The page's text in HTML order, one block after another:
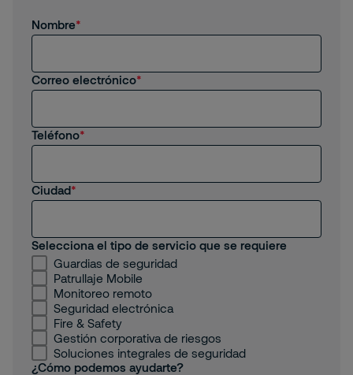
Nombre
Correo electrónico
Teléfono
Ciudad
Selecciona el tipo de servicio que se requiere
Guardias de seguridad
Patrullaje Mobile
Monitoreo remoto
Seguridad electrónica
Fire & Safety
Gestión corporativa de riesgos
Soluciones integrales de seguridad
¿Cómo podemos ayudarte?